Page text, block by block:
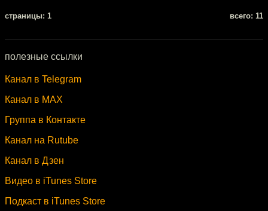
cтраницы: 1 всего: 11
полезные ссылки
Канал в Telegram
Канал в MAX
Группа в Контакте
Канал на Rutube
Канал в Дзен
Видео в iTunes Store
Подкаст в iTunes Store